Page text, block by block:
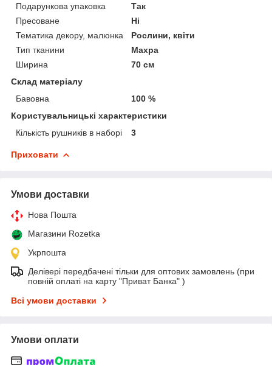
Подарункова упаковка
Так
Пресоване
Ні
Тематика декору, малюнка
Рослини, квіти
Тип тканини
Махра
Ширина
70 см
Склад матеріалу
Бавовна
100 %
Користувальницькі характеристики
Кількість рушників в наборі
3
Приховати
Умови доставки
Нова Пошта
Магазини Rozetka
Укрпошта
Делівері передбачені тільки для оптових замовлень (при
повній оплаті на карту "Приват Банка" )
Всі умови доставки
Умови оплати